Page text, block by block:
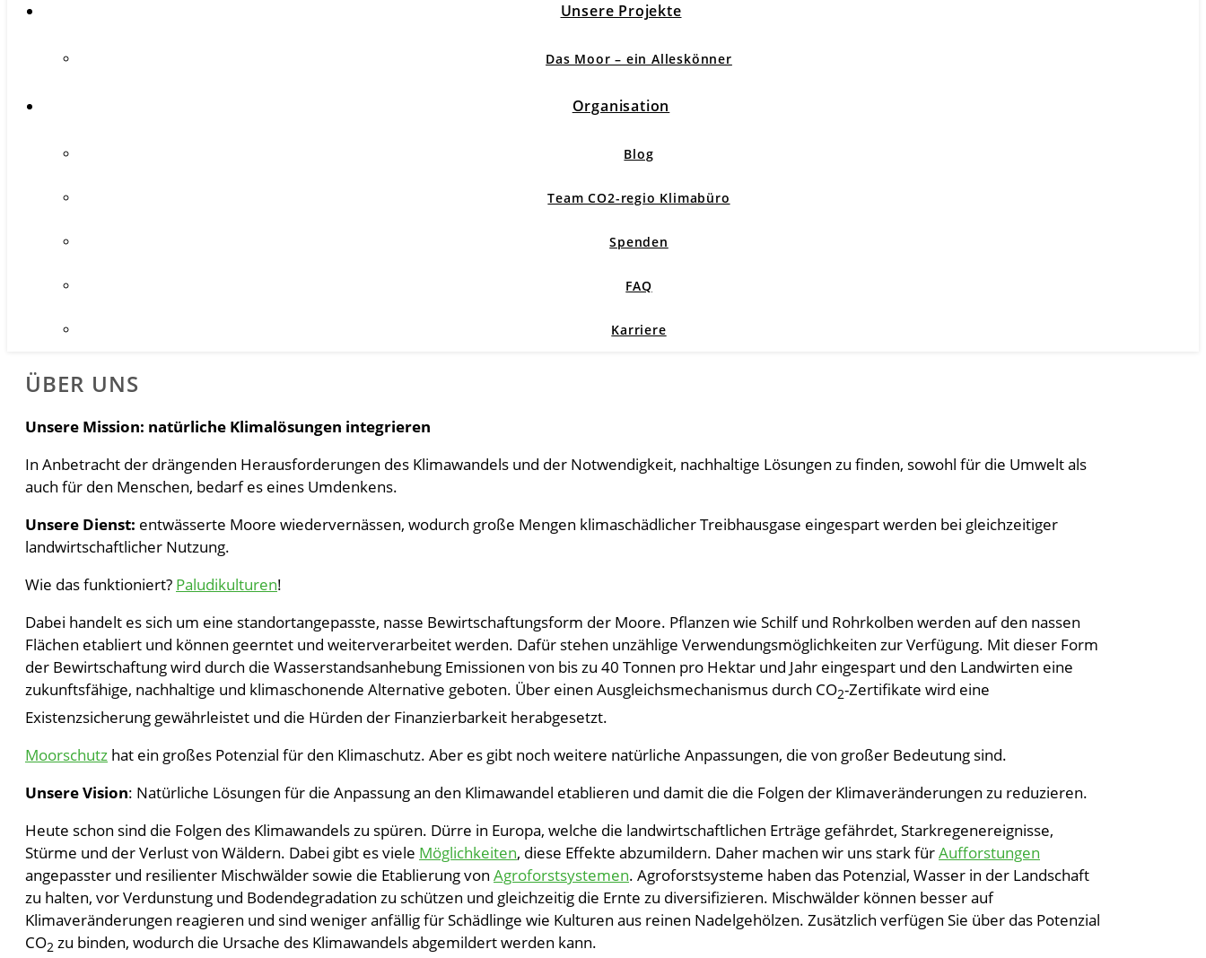
Unsere Projekte
Das Moor – ein Alleskönner
Organisation
Blog
Team CO2-regio Klimabüro
Spenden
FAQ
Karriere
ÜBER UNS
Unsere Mission: natürliche Klimalösungen integrieren
In Anbetracht der drängenden Herausforderungen des Klimawandels und der Notwendigkeit, nachhaltige Lösungen zu finden, sowohl für die Umwelt als
auch für den Menschen, bedarf es eines Umdenkens.
Unsere Dienst: entwässerte Moore wiedervernässen, wodurch große Mengen klimaschädlicher Treibhausgase eingespart werden bei gleichzeitiger
landwirtschaftlicher Nutzung.
Wie das funktioniert? Paludikulturen!
Dabei handelt es sich um eine standortangepasste, nasse Bewirtschaftungsform der Moore. Pflanzen wie Schilf und Rohrkolben werden auf den nassen
Flächen etabliert und können geerntet und weiterverarbeitet werden. Dafür stehen unzählige Verwendungsmöglichkeiten zur Verfügung. Mit dieser Form
der Bewirtschaftung wird durch die Wasserstandsanhebung Emissionen von bis zu 40 Tonnen pro Hektar und Jahr eingespart und den Landwirten eine
zukunftsfähige, nachhaltige und klimaschonende Alternative geboten. Über einen Ausgleichsmechanismus durch CO2-Zertifikate wird eine
Existenzsicherung gewährleistet und die Hürden der Finanzierbarkeit herabgesetzt.
Moorschutz hat ein großes Potenzial für den Klimaschutz. Aber es gibt noch weitere natürliche Anpassungen, die von großer Bedeutung sind.
Unsere Vision: Natürliche Lösungen für die Anpassung an den Klimawandel etablieren und damit die die Folgen der Klimaveränderungen zu reduzieren.
Heute schon sind die Folgen des Klimawandels zu spüren. Dürre in Europa, welche die landwirtschaftlichen Erträge gefährdet, Starkregenereignisse,
Stürme und der Verlust von Wäldern. Dabei gibt es viele Möglichkeiten, diese Effekte abzumildern. Daher machen wir uns stark fürAufforstungen
angepasster und resilienter Mischwälder sowie die Etablierung von Agroforstsystemen. Agroforstsysteme haben das Potenzial, Wasser in der Landschaft
zu halten, vor Verdunstung und Bodendegradation zu schützen und gleichzeitig die Ernte zu diversifizieren. Mischwälder können besser auf
Klimaveränderungen reagieren und sind weniger anfällig für Schädlinge wie Kulturen aus reinen Nadelgehölzen. Zusätzlich verfügen Sie über das Potenzial
CO2 zu binden, wodurch die Ursache des Klimawandels abgemildert werden kann.